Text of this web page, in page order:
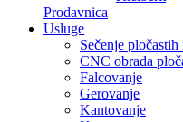
Prodavnica
Usluge
Sečenje pločastih
CNC obrada
Falcovanje
Gerovanje
Kantovanje